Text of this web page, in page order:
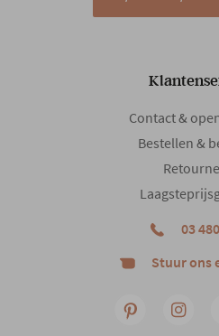
Contact &
Bestellen &
03
Stuur ons